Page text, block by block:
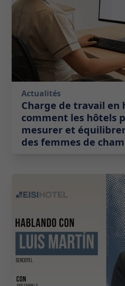
Actualités
Charge de travail en
comment les hôtels
mesurer et
des femmes de
2026-05-19 08:00:00